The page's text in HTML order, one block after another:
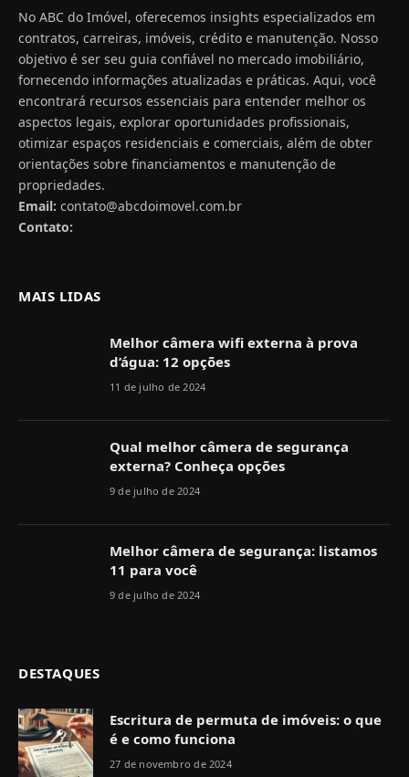
No ABC do Imóvel, oferecemos insights especializados em
contratos, carreiras, imóveis, crédito e manutenção. Nosso
objetivo é ser seu guia confiável no mercado imobiliário,
fornecendo informações atualizadas e práticas. Aqui, você
encontrará recursos essenciais para entender melhor os
aspectos legais, explorar oportunidades profissionais,
otimizar espaços residenciais e comerciais, além de obter
orientações sobre financiamentos e manutenção de
propriedades.
Email: contato@abcdoimovel.com.br
Contato:
MAIS LIDAS
Melhor câmera wifi externa à prova
d’água: 12 opções
11 de julho de 2024
Qual melhor câmera de segurança
externa? Conheça opções
9 de julho de 2024
Melhor câmera de segurança: listamos
11 para você
9 de julho de 2024
DESTAQUES
Escritura de permuta de imóveis: o que
é e como funciona
27 de novembro de 2024